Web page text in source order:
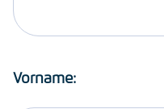
Vorname: